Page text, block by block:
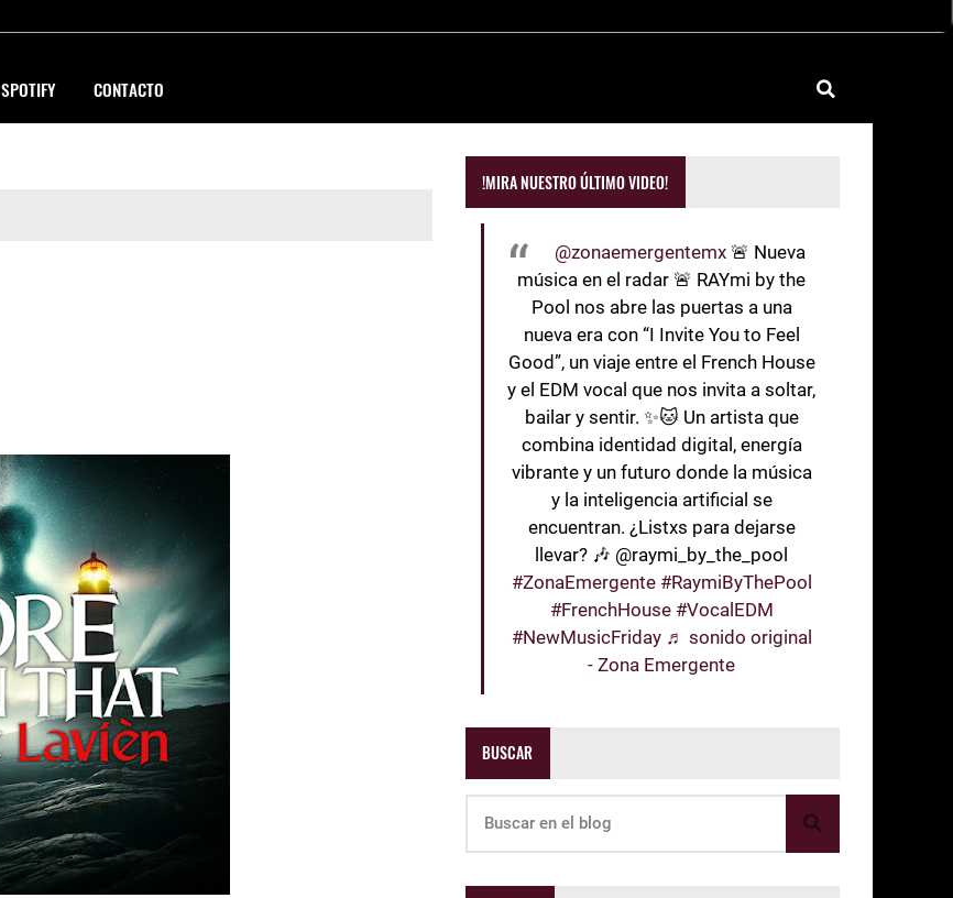
SPOTIFY CONTACTO
!MIRA NUESTRO ÚLTIMO VIDEO!
@zonaemergentemx 🚨 Nueva
música en el radar 🚨 RAYmi by the
Pool nos abre las puertas a una
nueva era con “I Invite You to Feel
Good”, un viaje entre el French House
y el EDM vocal que nos invita a soltar,
bailar y sentir. ✨🐱 Un artista que
combina identidad digital, energía
vibrante y un futuro donde la música
y la inteligencia artificial se
encuentran. ¿Listxs para dejarse
llevar? 🎶 @raymi_by_the_pool
#ZonaEmergente #RaymiByThePool
#FrenchHouse #VocalEDM
#NewMusicFriday ♬ sonido original
- Zona Emergente
BUSCAR